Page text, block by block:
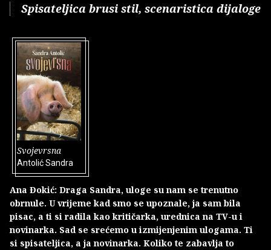
Spisateljica brusi stil, scenaristica dijaloge
Svojevrsna
Antolić Sandra
Ana Đokić: Draga Sandra, uloge su nam se trenutno
obrnule. U vrijeme kad smo se upoznale, ja sam bila
pisac, a ti si radila kao kritičarka, urednica na TV-u i
novinarka. Sad se srećemo u izmijenjenim ulogama. Ti
si spisateljica, a ja novinarka. Koliko te zabavlja to